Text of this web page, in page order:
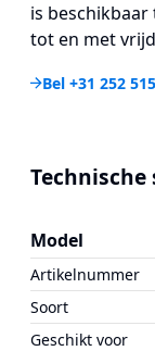
is
tot en met
Bel +31 252
Model
Artikelnummer
Soort
Geschikt voor